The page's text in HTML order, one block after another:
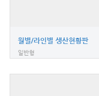
월별/라인별 생산현황판
일반형